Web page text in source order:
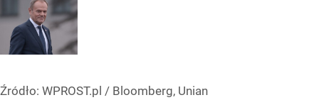
Źródło: WPROST.pl / Bloomberg, Unian